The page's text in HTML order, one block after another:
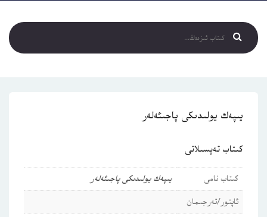
يىپەك يولىدىكى پاجىئەلەر
كىتاب تەپسىلاتى
كىتاب نامى
يىپەك يولىدىكى پاجىئەلەر
ئاپتور/تەرجىمان